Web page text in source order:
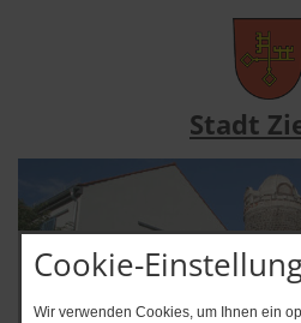
Cookie-
Wir verwenden Cookies, um Ihnen ein
Stadt